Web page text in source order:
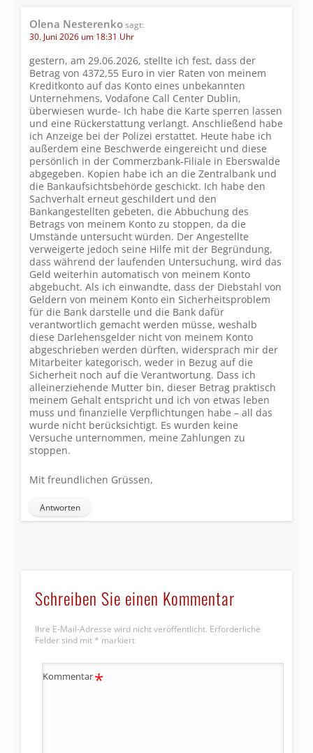
Olena Nesterenkosagt:
30. Juni 2026 um 18:31 Uhr
gestern, am 29.06.2026, stellte ich fest, dass der
Betrag von 4372,55 Euro in vier Raten von meinem
Kreditkonto auf das Konto eines unbekannten
Unternehmens, Vodafone Call Center Dublin,
überwiesen wurde- Ich habe die Karte sperren lassen
und eine Rückerstattung verlangt. Anschließend habe
ich Anzeige bei der Polizei erstattet. Heute habe ich
außerdem eine Beschwerde eingereicht und diese
persönlich in der Commerzbank-Filiale in Eberswalde
abgegeben. Kopien habe ich an die Zentralbank und
die Bankaufsichtsbehörde geschickt. Ich habe den
Sachverhalt erneut geschildert und den
Bankangestellten gebeten, die Abbuchung des
Betrags von meinem Konto zu stoppen, da die
Umstände untersucht würden. Der Angestellte
verweigerte jedoch seine Hilfe mit der Begründung,
dass während der laufenden Untersuchung, wird das
Geld weiterhin automatisch von meinem Konto
abgebucht. Als ich einwandte, dass der Diebstahl von
Geldern von meinem Konto ein Sicherheitsproblem
für die Bank darstelle und die Bank dafür
verantwortlich gemacht werden müsse, weshalb
diese Darlehensgelder nicht von meinem Konto
abgeschrieben werden dürften, widersprach mir der
Mitarbeiter kategorisch, weder in Bezug auf die
Sicherheit noch auf die Verantwortung. Dass ich
alleinerziehende Mutter bin, dieser Betrag praktisch
meinem Gehalt entspricht und ich von etwas leben
muss und finanzielle Verpflichtungen habe – all das
wurde nicht berücksichtigt. Es wurden keine
Versuche unternommen, meine Zahlungen zu
stoppen.
Mit freundlichen Grüssen,
Antworten
Schreiben Sie einen Kommentar
Ihre E-Mail-Adresse wird nicht veröffentlicht. Erforderliche
Felder sind mit * markiert
Kommentar*